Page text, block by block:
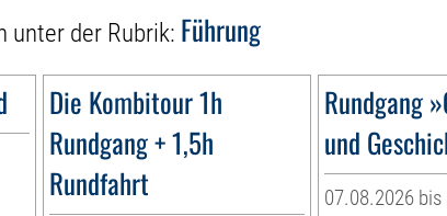
unter der Rubrik: Führung
Die Kombitour 1h
Rundgang + 1,5h
Rundfahrt
Rundgang
und
07.08.2026